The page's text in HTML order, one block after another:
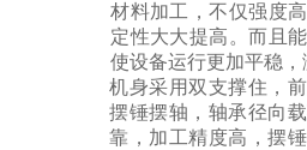
材料加工，不仅强度
定性大大提高。而且
使设备运行更加平稳，
机身采用双支撑住，
摆锤摆轴，轴承径向
靠，加工精度高，摆